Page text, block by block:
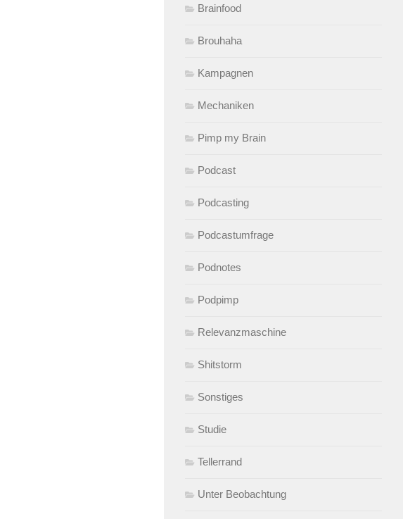
Brainfood
Brouhaha
Kampagnen
Mechaniken
Pimp my Brain
Podcast
Podcasting
Podcastumfrage
Podnotes
Podpimp
Relevanzmaschine
Shitstorm
Sonstiges
Studie
Tellerrand
Unter Beobachtung